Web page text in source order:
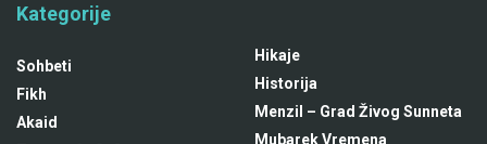
Kategorije
Sohbeti
Fikh
Akaid
Hikaje
Historija
Menzil – Grad Živog Sunneta
Mubarek Vremena